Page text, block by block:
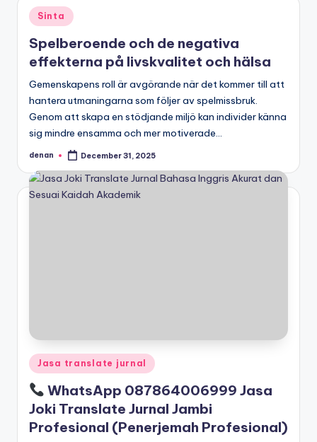
Posted
in
Sinta
Spelberoende och de negativa
effekterna på livskvalitet och hälsa
Gemenskapens roll är avgörande när det kommer till att
hantera utmaningarna som följer av spelmissbruk.
Genom att skapa en stödjande miljö kan individer känna
sig mindre ensamma och mer motiverade…
Posted
denan December 31, 2025
Posted
in
Jasa translate jurnal
WhatsApp 087864006999 Jasa
Joki Translate Jurnal Jambi
Profesional (Penerjemah Profesional)